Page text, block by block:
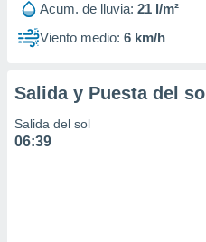
Acum. de lluvia: 21 l/m²
Viento medio: 6 km/h
Salida y Puesta del sol
Salida del sol
06:39